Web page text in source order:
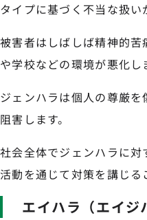
タイプに基づく不当な扱い
被害者はしばしば精神的
や学校などの環境が悪化し
ジェンハラは個人の尊厳
阻害します。
社会全体でジェンハラに
活動を通じて対策を講じる
エイハラ（エイジ